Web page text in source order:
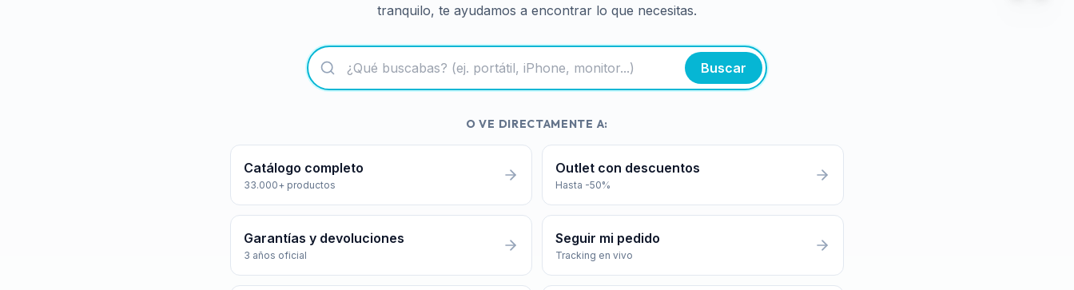
tranquilo, te ayudamos a encontrar lo que necesitas.
Buscar
O VE DIRECTAMENTE A:
Catálogo completo
33.000+ productos
Outlet con descuentos
Hasta -50%
Garantías y devoluciones
3 años oficial
Seguir mi pedido
Tracking en vivo